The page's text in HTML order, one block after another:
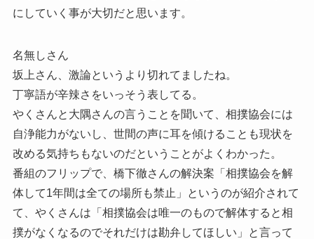
にしていく事が大切だと思います。
名無しさん
坂上さん、激論というより切れてましたね。
丁寧語が辛辣さをいっそう表してる。
やくさんと大隅さんの言うことを聞いて、相撲協会には
自浄能力がないし、世間の声に耳を傾けることも現状を
改める気持ちもないのだということがよくわかった。
番組のフリップで、橋下徹さんの解決案「相撲協会を解
体して1年間は全ての場所も禁止」というのが紹介されて
て、やくさんは「相撲協会は唯一のもので解体すると相
撲がなくなるのでそれだけは勘弁してほしい」と言って